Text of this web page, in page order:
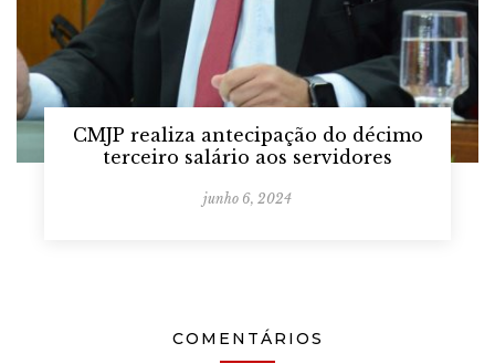
CMJP realiza antecipação do décimo
terceiro salário aos servidores
junho 6, 2024
COMENTÁRIOS